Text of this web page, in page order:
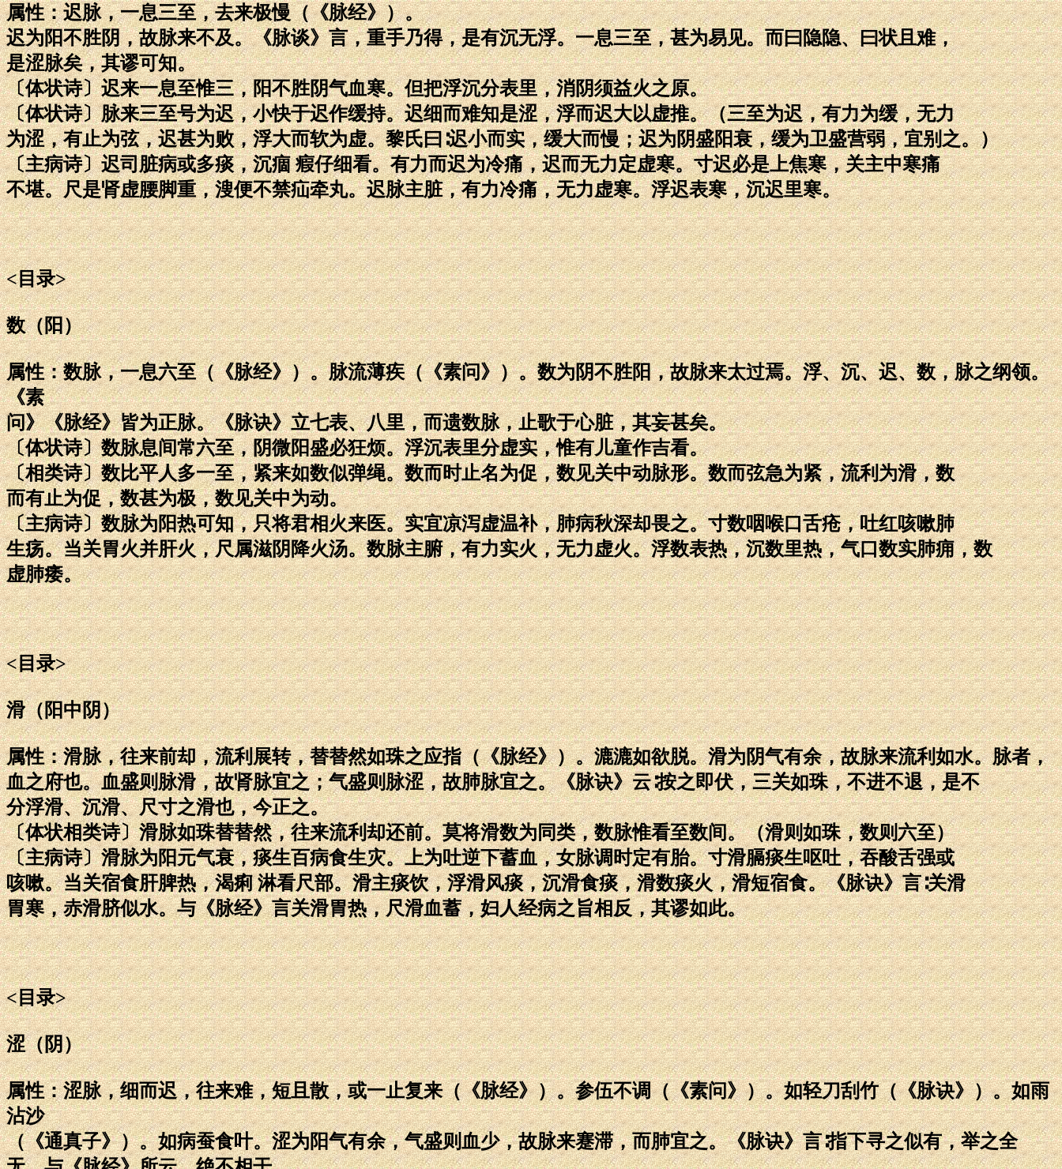
属性：迟脉，一息三至，去来极慢（《脉经》）。
迟为阳不胜阴，故脉来不及。《脉谈》言，重手乃得，是有沉无浮。一息三至，甚为易见。而曰隐隐、曰状且难，
是涩脉矣，其谬可知。
〔体状诗〕迟来一息至惟三，阳不胜阴气血寒。但把浮沉分表里，消阴须益火之原。
〔体状诗〕脉来三至号为迟，小快于迟作缓持。迟细而难知是涩，浮而迟大以虚推。（三至为迟，有力为缓，无力
为涩，有止为弦，迟甚为败，浮大而软为虚。黎氏曰∶迟小而实，缓大而慢；迟为阴盛阳衰，缓为卫盛营弱，宜别之。）
〔主病诗〕迟司脏病或多痰，沉痼 瘕仔细看。有力而迟为冷痛，迟而无力定虚寒。寸迟必是上焦寒，关主中寒痛
不堪。尺是肾虚腰脚重，溲便不禁疝牵丸。迟脉主脏，有力冷痛，无力虚寒。浮迟表寒，沉迟里寒。
<目录>
数（阳）
属性：数脉，一息六至（《脉经》）。脉流薄疾（《素问》）。数为阴不胜阳，故脉来太过焉。浮、沉、迟、数，脉之纲领。
《素
问》《脉经》皆为正脉。《脉诀》立七表、八里，而遗数脉，止歌于心脏，其妄甚矣。
〔体状诗〕数脉息间常六至，阴微阳盛必狂烦。浮沉表里分虚实，惟有儿童作吉看。
〔相类诗〕数比平人多一至，紧来如数似弹绳。数而时止名为促，数见关中动脉形。数而弦急为紧，流利为滑，数
而有止为促，数甚为极，数见关中为动。
〔主病诗〕数脉为阳热可知，只将君相火来医。实宜凉泻虚温补，肺病秋深却畏之。寸数咽喉口舌疮，吐红咳嗽肺
生疡。当关胃火并肝火，尺属滋阴降火汤。数脉主腑，有力实火，无力虚火。浮数表热，沉数里热，气口数实肺痈，数
虚肺痿。
<目录>
滑（阳中阴）
属性：滑脉，往来前却，流利展转，替替然如珠之应指（《脉经》）。漉漉如欲脱。滑为阴气有余，故脉来流利如水。脉者，
血之府也。血盛则脉滑，故肾脉宜之；气盛则脉涩，故肺脉宜之。《脉诀》云∶按之即伏，三关如珠，不进不退，是不
分浮滑、沉滑、尺寸之滑也，今正之。
〔体状相类诗〕滑脉如珠替替然，往来流利却还前。莫将滑数为同类，数脉惟看至数间。（滑则如珠，数则六至）
〔主病诗〕滑脉为阳元气衰，痰生百病食生灾。上为吐逆下蓄血，女脉调时定有胎。寸滑膈痰生呕吐，吞酸舌强或
咳嗽。当关宿食肝脾热，渴痢 淋看尺部。滑主痰饮，浮滑风痰，沉滑食痰，滑数痰火，滑短宿食。《脉诀》言∶关滑
胃寒，赤滑脐似水。与《脉经》言关滑胃热，尺滑血蓄，妇人经病之旨相反，其谬如此。
<目录>
涩（阴）
属性：涩脉，细而迟，往来难，短且散，或一止复来（《脉经》）。参伍不调（《素问》）。如轻刀刮竹（《脉诀》）。如雨
沾沙
（《通真子》）。如病蚕食叶。涩为阳气有余，气盛则血少，故脉来蹇滞，而肺宜之。《脉诀》言∶指下寻之似有，举之全